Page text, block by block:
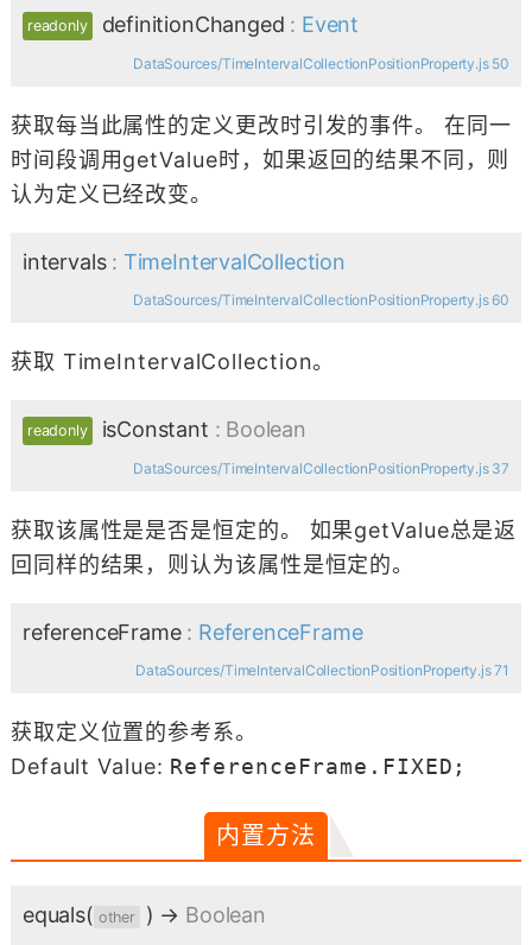
readonly definitionChanged : Event
DataSources/TimeIntervalCollectionPositionProperty.js 50
获取每当此属性的定义更改时引发的事件。 在同一
时间段调用getValue时，如果返回的结果不同，则
认为定义已经改变。
intervals: TimeIntervalCollection
DataSources/TimeIntervalCollectionPositionProperty.js 60
获取 TimeIntervalCollection。
readonly isConstant : Boolean
DataSources/TimeIntervalCollectionPositionProperty.js 37
获取该属性是是否是恒定的。 如果getValue总是返
回同样的结果，则认为该属性是恒定的。
referenceFrame: ReferenceFrame
DataSources/TimeIntervalCollectionPositionProperty.js 71
获取定义位置的参考系。
Default Value: ReferenceFrame.FIXED;
内置方法
equals( other ) → Boolean